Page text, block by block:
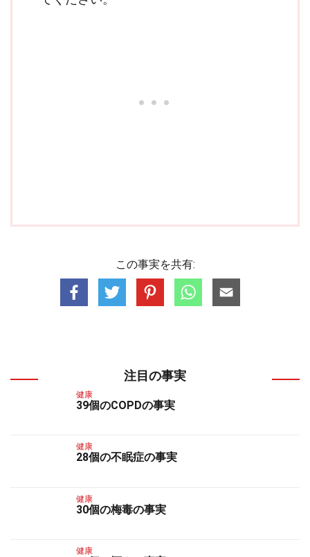
この事実を共有:
注目の事実
健康
39個のCOPDの事実
健康
28個の不眠症の事実
健康
30個の梅毒の事実
健康